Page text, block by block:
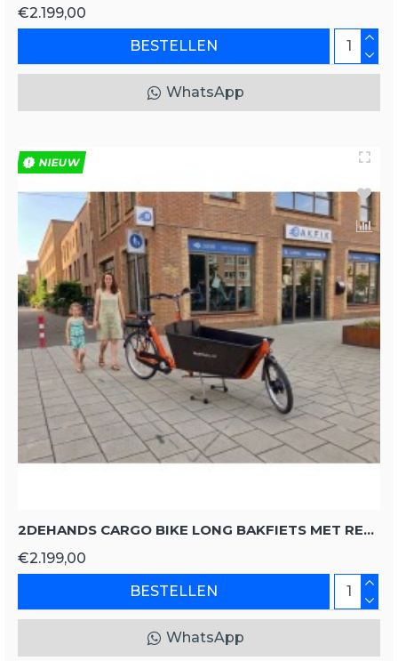
€2.199,00
BESTELLEN
WhatsApp
NIEUW
2DEHANDS CARGO BIKE LONG BAKFIETS MET REGENTENT
€2.199,00
BESTELLEN
WhatsApp